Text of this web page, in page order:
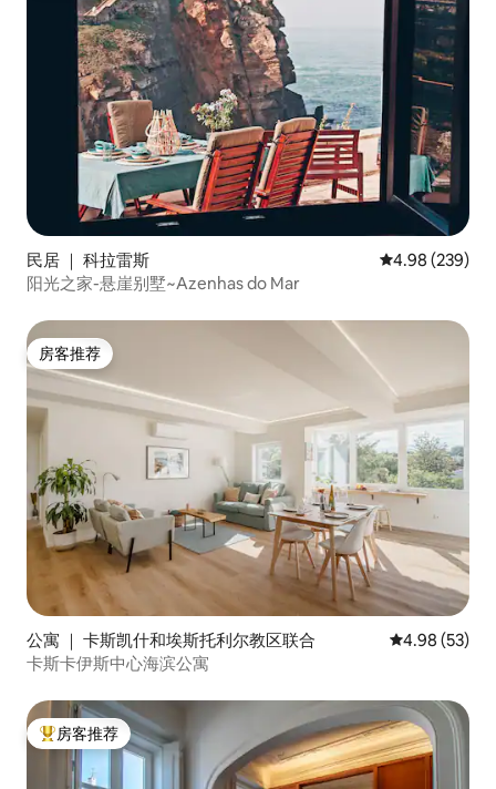
民居 ｜ 科拉雷斯 平均评分 4.98
4.98 (239)
阳光之家-悬崖别墅~Azenhas do Mar
房客推荐
房客推荐
公寓 ｜ 卡斯凯什和埃斯托利尔教区联合 平均评分
4.98 (53)
卡斯卡伊斯中心海滨公寓
热门「房客推荐」
房客推荐